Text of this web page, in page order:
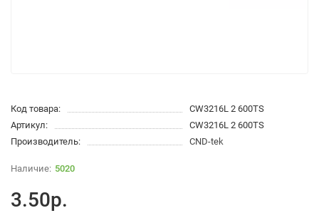
Код товара:
CW3216L 2 600TS
Артикул:
CW3216L 2 600TS
Производитель:
CND-tek
5020
3.50р.